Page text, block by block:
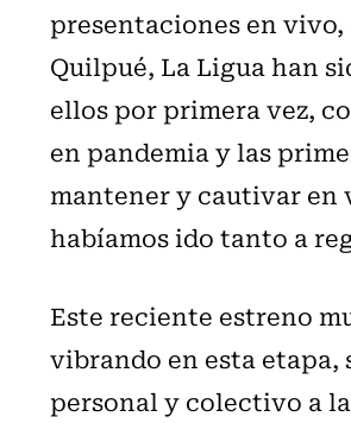
presentaciones en
Quilpué, La Ligua han
ellos por primera vez,
en pandemia y las
mantener y cautivar en
habíamos ido tanto a
Este reciente estreno
vibrando en esta
personal y colectivo a